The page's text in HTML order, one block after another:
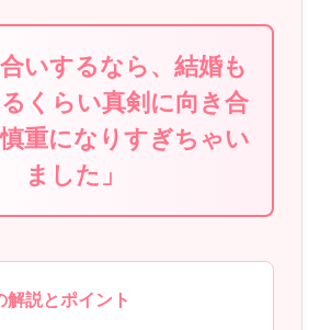
合いするなら、結婚も
くらい真剣に向き合
重になりすぎちゃい
ました」
解説とポイント